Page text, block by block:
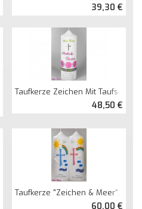
39,30 €
Taufkerze Zeichen Mit Taufspruch
48,50 €
Taufkerze "Zeichen & Meer" Für Zwillinge
60,00 €